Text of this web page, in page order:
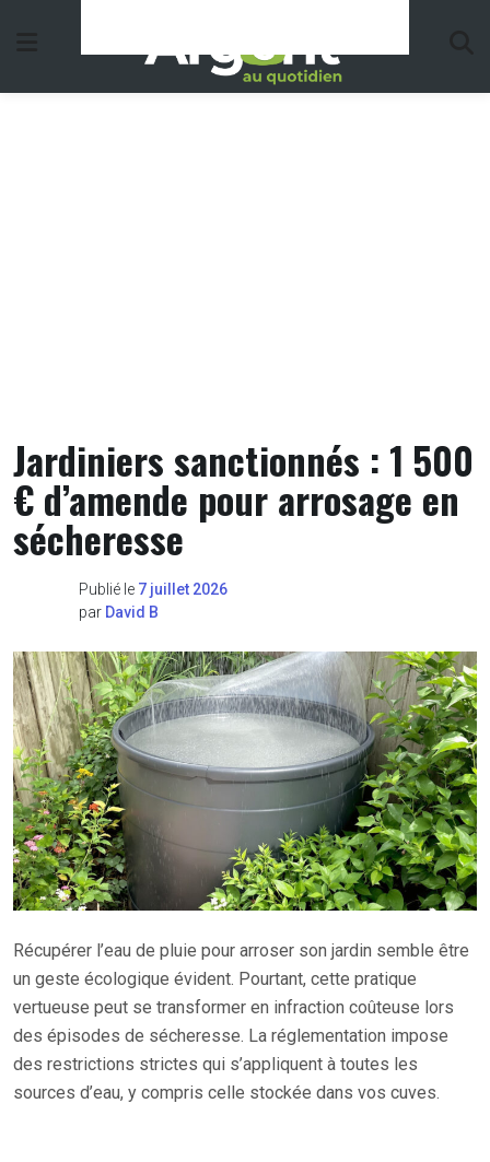
Jardiniers sanctionnés : 1 500
€ d’amende pour arrosage en
sécheresse
Publié le 7 juillet 2026
par David B
Récupérer l’eau de pluie pour arroser son jardin semble être
un geste écologique évident. Pourtant, cette pratique
vertueuse peut se transformer en infraction coûteuse lors
des épisodes de sécheresse. La réglementation impose
des restrictions strictes qui s’appliquent à toutes les
sources d’eau, y compris celle stockée dans vos cuves.